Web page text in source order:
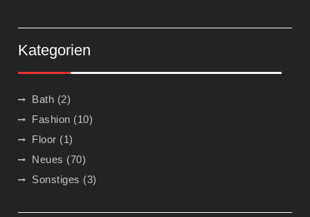
Kategorien
Bath (2)
Fashion (10)
Floor (1)
Neues (70)
Sonstiges (3)